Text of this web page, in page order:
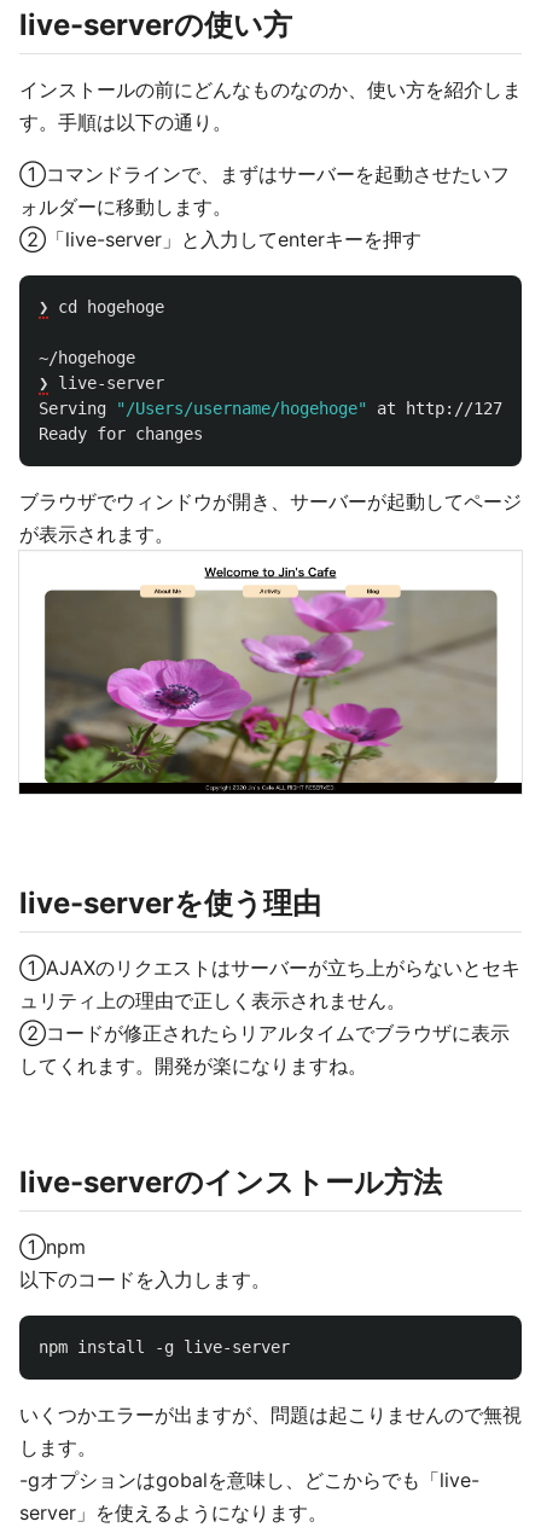
live-serverの使い方
インストールの前にどんなものなのか、使い方を紹介しま
す。手順は以下の通り。
①コマンドラインで、まずはサーバーを起動させたいフ
ォルダーに移動します。
②「live-server」と入力してenterキーを押す
❯ cd hogehoge
~/hogehoge
❯
live-server
Serving
"/Users/username/hogehoge" at
http://
Ready for changes
ブラウザでウィンドウが開き、サーバーが起動してページ
が表示されます。
live-serverを使う理由
①AJAXのリクエストはサーバーが立ち上がらないとセキ
ュリティ上の理由で正しく表示されません。
②コードが修正されたらリアルタイムでブラウザに表示
してくれます。開発が楽になりますね。
live-serverのインストール方法
①npm
以下のコードを入力します。
npm install -g live-server
いくつかエラーが出ますが、問題は起こりませんので無視
します。
-gオプションはgobalを意味し、どこからでも「live-
server」を使えるようになります。